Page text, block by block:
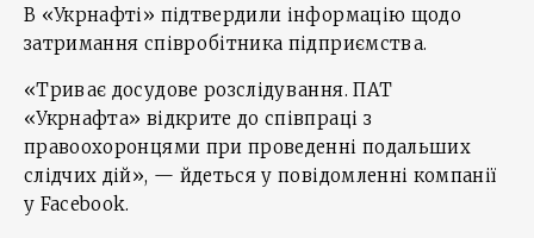
В «Укрнафті» підтвердили інформацію щодо
затримання співробітника підприємства.
«Триває досудове розслідування. ПАТ
«Укрнафта» відкрите до співпраці з
правоохоронцями при проведенні подальших
слідчих дій», — йдеться у повідомленні компанії
у Facebook.